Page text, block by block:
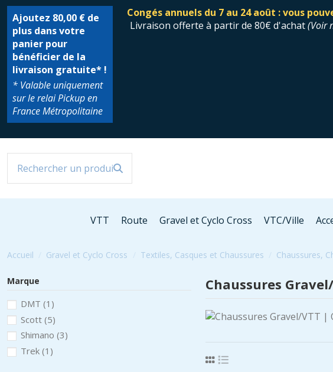
Ajoutez 80,00 € de
plus dans votre
panier pour
bénéficier de la
livraison gratuite* !
* Valable uniquement
sur le relai Pickup en
France Métropolitaine
Congés annuels du 7 au 24 août : vous
Livraison offerte à partir de 80€ d'achat(Voir
VTT Route Gravel et Cyclo Cross VTC/Ville
Accueil Gravel et Cyclo Cross Textiles, Casques et Chaussures Chaussures,
Chaussures
Marque
DMT (1)
Scott (5)
Shimano (3)
Trek (1)